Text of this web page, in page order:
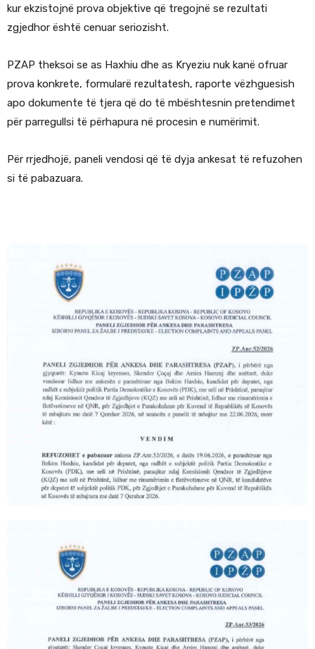
kur ekzistojnë prova objektive që tregojnë se rezultati
zgjedhor është cenuar seriozisht.
PZAP theksoi se as Haxhiu dhe as Kryeziu nuk kanë ofruar
prova konkrete, formularë rezultatesh, raporte vëzhguesish
apo dokumente të tjera që do të mbështesnin pretendimet
për parregullsi të përhapura në procesin e numërimit.
Për rrjedhojë, paneli vendosi që të dyja ankesat të refuzohen
si të pabazuara.